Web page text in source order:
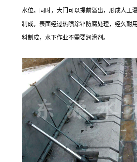
水位。同时，大门可以提前溢出，形成人工
制成，表面经过热喷涂锌防腐处理，经久耐
料制成，水下作业不需要润滑剂。